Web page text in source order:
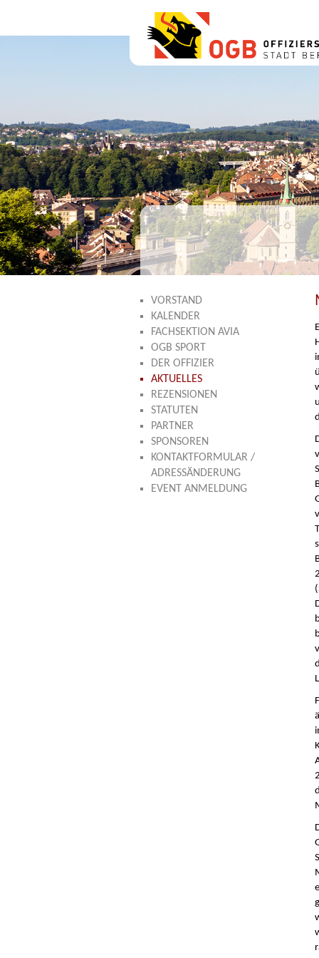
VORSTAND
KALENDER
FACHSEKTION AVIA
OGB SPORT
DER OFFIZIER
AKTUELLES
REZENSIONEN
STATUTEN
PARTNER
SPONSOREN
KONTAKTFORMULAR /
ADRESSÄNDERUNG
EVENT ANMELDUNG